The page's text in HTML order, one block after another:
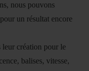
nous pouvons
un résultat encore
leur création pour le
balises, vitesse,